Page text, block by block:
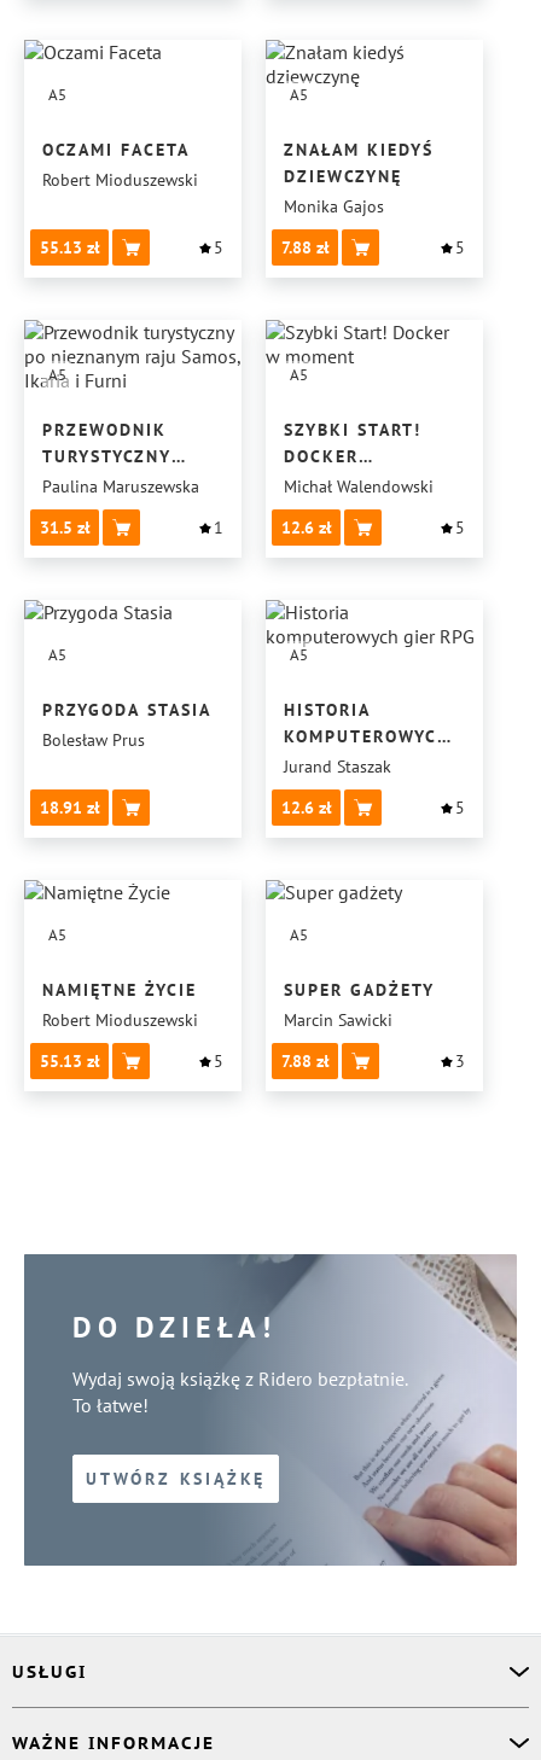
A5
OCZAMI FACETA
Robert Mioduszewski
55.13 5
A5
ZNAŁAM KIEDYŚ
DZIEWCZYNĘ
Monika Gajos
7.88
5
A5
PRZEWODNIK
TURYSTYCZNY
PO NIEZNANYM
RAJU SAMOS,
IKARIA I FURNI
Paulina Maruszewska
31.5
1
A5
SZYBKI START!
DOCKER
W MOMENT
Michał Walendowski
12.6
5
A5
PRZYGODA STASIA
Bolesław Prus
18.91
A5
HISTORIA
KOMPUTEROWYCH
GIER RPG
Jurand Staszak
12.6
5
A5
NAMIĘTNE ŻYCIE
Robert Mioduszewski
55.13
5
A5
SUPER GADŻETY
Marcin Sawicki
7.88
3
DO DZIEŁA!
Wydaj swoją książkę z Ridero bezpłatnie.
To łatwe!
UTWÓRZ KSIĄŻKĘ
USŁUGI
Korektor
WAŻNE INFORMACJE